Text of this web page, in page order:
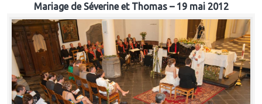
Mariage de Séverine et Thomas – 19 mai 2012